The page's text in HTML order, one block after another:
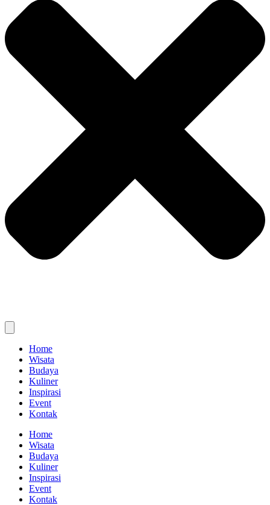
Home
Wisata
Budaya
Kuliner
Inspirasi
Event
Kontak
Home
Wisata
Budaya
Kuliner
Inspirasi
Event
Kontak